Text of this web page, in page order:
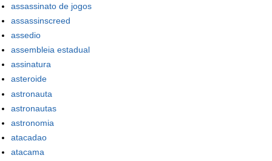
assassinato de jogos
assassinscreed
assedio
assembleia estadual
assinatura
asteroide
astronauta
astronautas
astronomia
atacadao
atacama